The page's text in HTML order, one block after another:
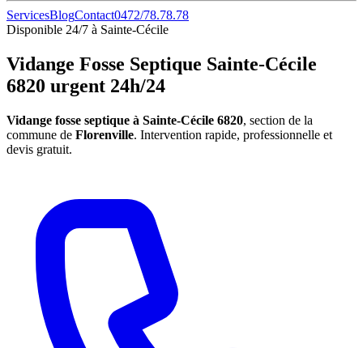
ServicesBlogContact0472/78.78.78
Disponible 24/7 à Sainte-Cécile
Vidange Fosse Septique Sainte-Cécile
6820 urgent 24h/24
Vidange fosse septique à Sainte-Cécile 6820, section de la
commune de Florenville. Intervention rapide, professionnelle et
devis gratuit.